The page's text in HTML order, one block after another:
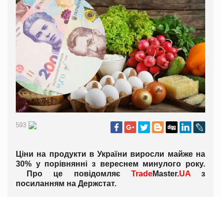
593
Ціни на продукти в України виросли майже на
30% у порівнянні з вереснем минулого року.
Про це повідомляє TradeMaster.UAз
посиланням на Держстат.